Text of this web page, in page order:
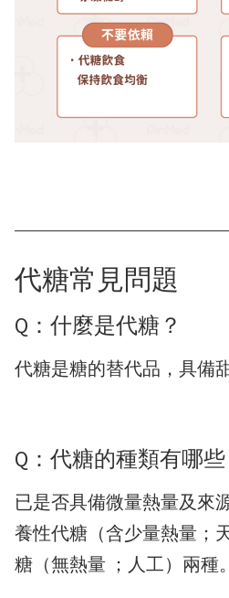
代糖常見問題
Q：什麼是代糖？
代糖是糖的替代品，具備
Q：代糖的種類有哪些
已是否具備微量熱量及來
養性代糖（含少量熱量；
糖（無熱量 ；人工）兩種。